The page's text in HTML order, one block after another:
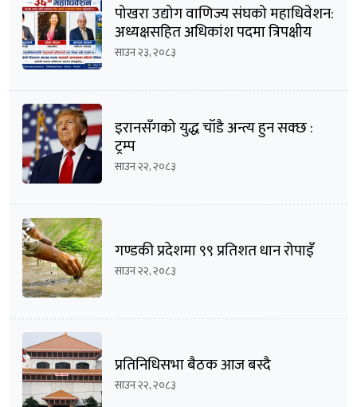
पोखरा उद्योग वाणिज्य संघको महाधिवेशन:
अध्यक्षसहित अधिकांश पदमा त्रिपक्षीय
भिडन्तको सम्भावना
साउन २३, २०८३
इरानसँगको युद्ध चाँडै अन्त्य हुन सक्छ :
ट्रम्प
साउन २२, २०८३
गण्डकी प्रदेशमा ९९ प्रतिशत धान रोपाइँ
साउन २२, २०८३
प्रतिनिधिसभा बैठक आज बस्दै
साउन २२, २०८३